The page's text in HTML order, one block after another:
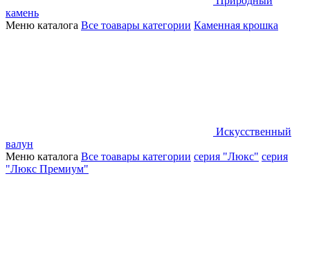
камень
Меню каталога Все тоавары категории Каменная крошка
Искусственный
валун
Меню каталога Все тоавары категории серия "Люкс" серия
"Люкс Премиум"